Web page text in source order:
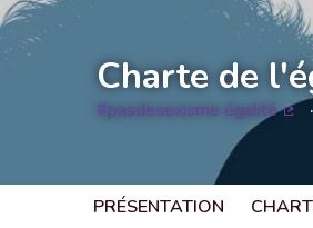
Charte de
#pasdesexisme égalité
PRÉSENTATION